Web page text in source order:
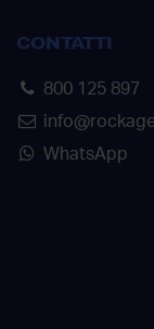
CONTATTI
800 125 897
WhatsApp